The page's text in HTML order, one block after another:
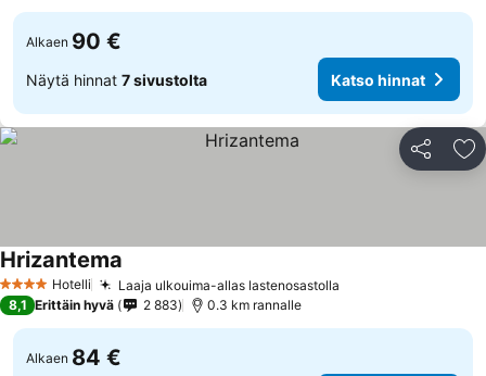
Alkaen 90 €
Näytä hinnat 7 sivustolta Katso hinnat
Jaa
4 Tähtiluokitus
Hotelli Laaja ulkouima-allas lastenosastolla
Hrizantema
8,1 Erittäin hyvä 2 883 0.3 km rannalle
Alkaen 84 €